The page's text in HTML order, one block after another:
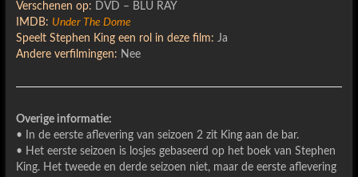
Verschenen op: DVD – BLU RAY
IMDB: Under The Dome
Speelt Stephen King een rol in deze film: Ja
Andere verfilmingen: Nee
Overige informatie:
• In de eerste aflevering van seizoen 2 zit King aan de bar.
• Het eerste seizoen is losjes gebaseerd op het boek van Stephen
King. Het tweede en derde seizoen niet, maar de eerste aflevering